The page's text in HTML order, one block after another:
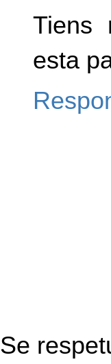
Tiens
esta
Se